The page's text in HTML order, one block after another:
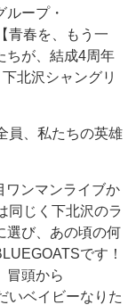
ープ・
青春を、もう一
ちが、結成4周年
北沢シャングリ
員、私たちの英雄
ンマンライブか
同じく下北沢のラ
選び、あの頃の何
です！
冒頭から
いベイビーなりた